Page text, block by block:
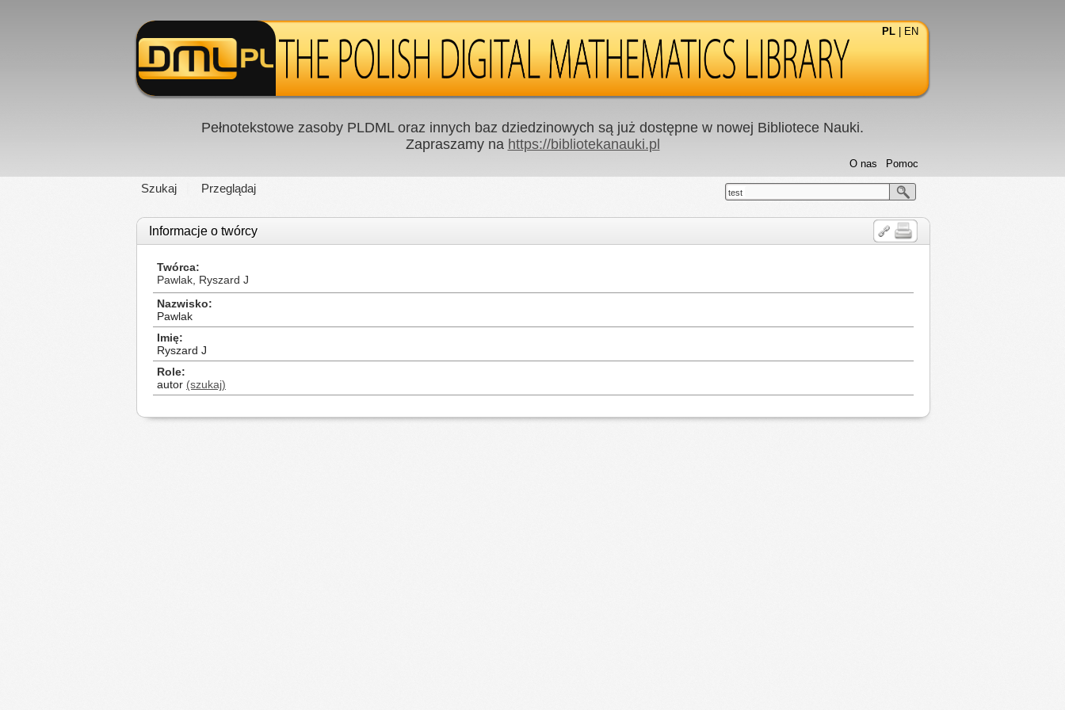
PL EN
Pełnotekstowe zasoby PLDML oraz innych baz dziedzinowych są już dostępne w nowej Bibliotece Nauki.
Zapraszamy na https://bibliotekanauki.pl
Szukaj Przeglądaj
Pomoc
O nas
test
Informacje o twórcy
Twórca
Pawlak, Ryszard J
Nazwisko
Pawlak
Imię
Ryszard J
Role
autor (szukaj)